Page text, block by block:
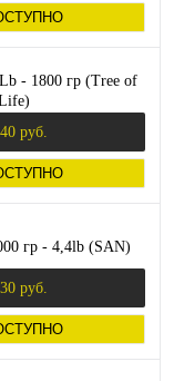
- 1800 гр (Tree of
руб.
гр - 4,4lb (SAN)
руб.